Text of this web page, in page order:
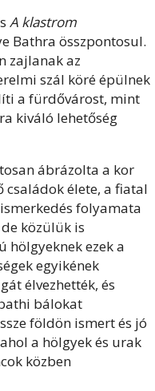
A klastrom
Bathra összpontosul.
zajlanak az
szál köré épülnek
a fürdővárost, mint
kiváló lehetőség
ábrázolta a kor
élete, a fiatal
folyamata
közülük is
hölgyeknek ezek a
egyikének
élvezhették, és
bálokat
földön ismert és jó
a hölgyek és urak
közben